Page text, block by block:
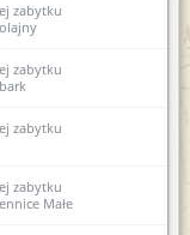
zabytku
zabytku
zabytku
zabytku
Małe